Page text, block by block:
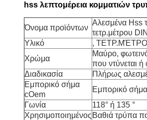
hss λεπτομέρεια κομματιών
Όνομα προϊόντων
Αλεσμένα Hss
τετρ.μέτρου
Υλικό
,
Χρώμα
Μαύρο,
που ντύνεται
Διαδικασία
Πλήρως
Εμπορικό σήμα
cOem
Εμπορικό
Γωνία
118° ή 135 °
Χρησιμοποιημένος Βαθιά τρύπα